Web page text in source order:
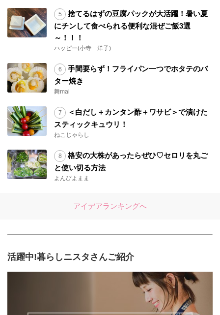
捨てるはずの豆腐パックが大活躍！暑い夏
にチンして食べられる便利な混ぜご飯3選
～！！！
ハッピー(小寺 洋子)
手間要らず！フライパン一つでホタテのバ
ター焼き
舞mai
＜白だし＋カンタン酢＋ワサビ＞で漬けた
スティックキュウリ！
ねこじゃらし
格安の大株があったらぜひ♡セロリを丸ご
と使い切る方法
よんぴよまま
アイデアランキングへ
活躍中!暮らしニスタさんご紹介